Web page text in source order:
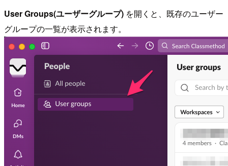
User Groups(ユーザーグループ) を開くと、既存のユーザー
グループの一覧が表示されます。